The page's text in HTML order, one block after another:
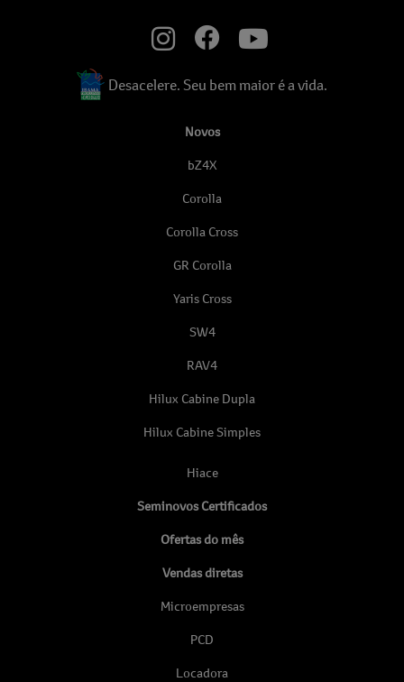
Desacelere. Seu bem maior é a vida.
Novos
bZ4X
Corolla
Corolla Cross
GR Corolla
Yaris Cross
SW4
RAV4
Hilux Cabine Dupla
Hilux Cabine Simples
Hiace
Seminovos Certificados
Ofertas do mês
Vendas diretas
Microempresas
PCD
Locadora